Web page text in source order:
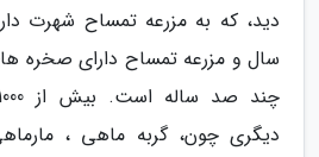
دید، که به مزرعه تمساح شهرت
سال و مزرعه تمساح دارای صخره
دیگری چون، گربه ماهی ،